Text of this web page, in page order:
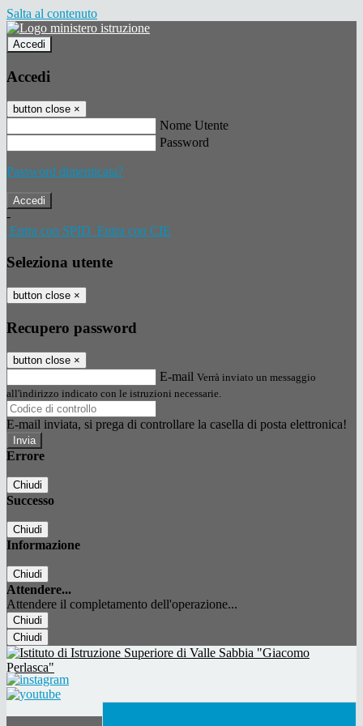
Salta al contenuto
Accedi
Accedi
button close ×
Nome Utente
Password
Password dimenticata?
-
Entra con SPID Entra con CIE
Seleziona utente
button close ×
Recupero password
button close ×
E-mail Verrà inviato un messaggio
all'indirizzo indicato con le istruzioni necessarie.
E-mail inviata, si prega di controllare la casella di posta elettronica!
Errore
Chiudi
Successo
Chiudi
Informazione
Chiudi
Attendere...
Attendere il completamento dell'operazione...
Chiudi
Chiudi